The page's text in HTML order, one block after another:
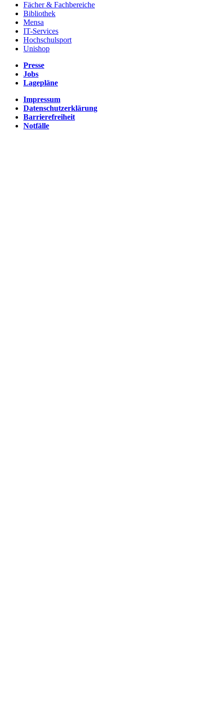
Fächer & Fachbereiche
Bibliothek
Mensa
IT-Services
Hochschulsport
Unishop
Presse
Jobs
Lagepläne
Impressum
Datenschutzerklärung
Barrierefreiheit
Notfälle